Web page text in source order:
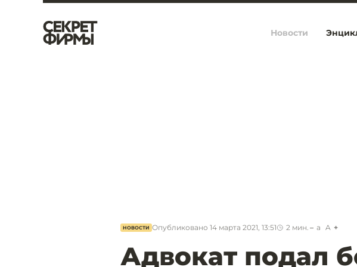
Новости
НОВОСТИ Опубликовано 14 марта 2021, 13:51 2 мин. a A
Адвокат подал